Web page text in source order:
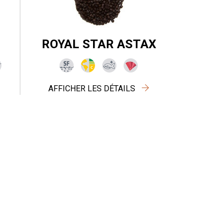
ROYAL STAR ASTAX
AFFICHER LES DÉTAILS